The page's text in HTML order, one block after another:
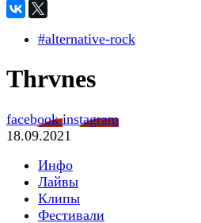
#alternative-rock
Thrvnes
facebookinstagram
18.09.2021
Инфо
Лайвы
Клипы
Фестивали